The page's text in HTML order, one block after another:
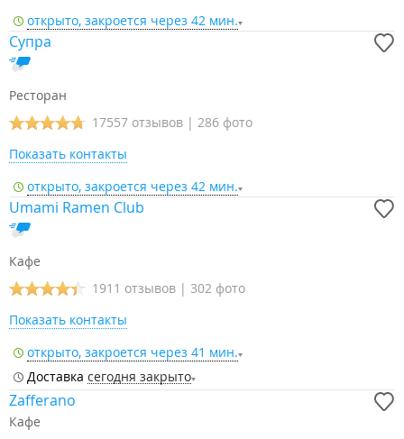
открыто, закроется через 42 мин.
Супра
Ресторан
17557 отзывов | 286 фото
Показать контакты
открыто, закроется через 42 мин.
Umami Ramen Club
Кафе
1911 отзывов | 302 фото
Показать контакты
открыто, закроется через 41 мин.
Доставка сегодня закрыто
Zafferano
Кафе